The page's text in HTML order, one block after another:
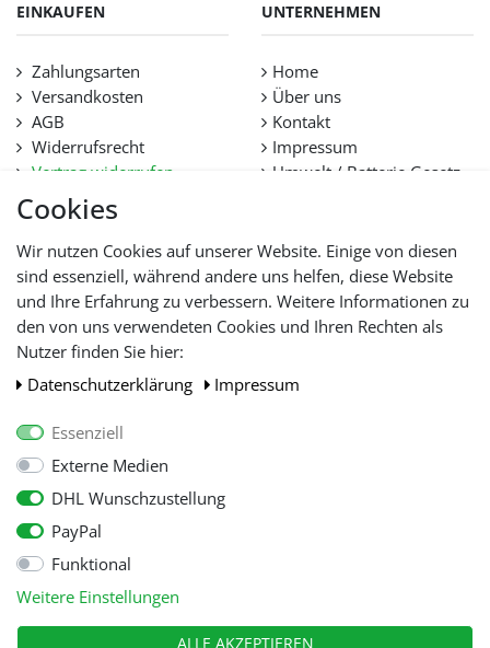
Cookies
Wir nutzen Cookies auf unserer Website. Einige von diesen
sind essenziell, während andere uns helfen, diese Website
und Ihre Erfahrung zu verbessern. Weitere Informationen zu
den von uns verwendeten Cookies und Ihren Rechten als
Nutzer finden Sie hier:
Daten­schutz­erklärung
Impressum
Essenziell
Externe Medien
DHL Wunschzustellung
PayPal
Funktional
Weitere Einstellungen
ALLE AKZEPTIEREN
EINKAUFEN
Zahlungsarten
Versandkosten
AGB
Widerrufsrecht
Vertrag widerrufen
Datenschutz
Hilfe
Lieferfristen und
Lieferbeschränkung
UNTERNEHMEN
Home
Über uns
Kontakt
Impressum
Umwelt / Batterie Gesetz
WIR AKZEPTIEREN
© Copyright 2026 Tooltraders GmbH. Alle Rechte vorbehalten